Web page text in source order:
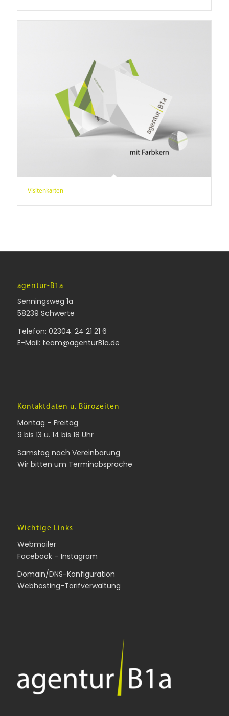
Visitenkarten
agentur-B1a
Senningsweg 1a
58239 Schwerte
Telefon: 02304. 24 21 21 6
E-Mail: team@agenturB1a.de
Kontaktdaten u. Bürozeiten
Montag – Freitag
9 bis 13 u. 14 bis 18 Uhr
Samstag nach Vereinbarung
Wir bitten um Terminabsprache
Wichtige Links
Webmailer
Facebook– Instagram
Domain/DNS-Konfiguration
Webhosting-Tarifverwaltung